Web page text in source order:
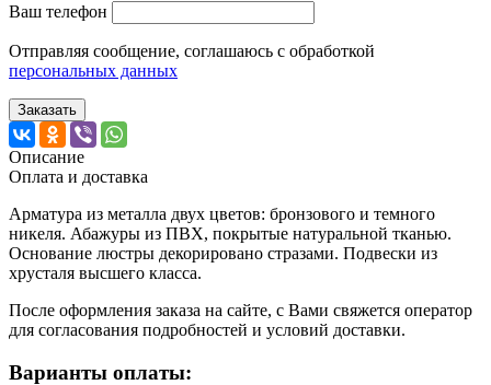
Ваш телефон
Отправляя сообщение, соглашаюсь с обработкой
персональных данных
Заказать
Описание
Оплата и доставка
Арматура из металла двух цветов: бронзового и темного
никеля. Абажуры из ПВХ, покрытые натуральной тканью.
Основание люстры декорировано стразами. Подвески из
хрусталя высшего класса.
После оформления заказа на сайте, с Вами свяжется оператор
для согласования подробностей и условий доставки.
Варианты оплаты: